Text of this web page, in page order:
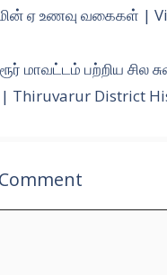
ஏ உணவு வகைகள் |
மாவட்டம் பற்றிய சில
District